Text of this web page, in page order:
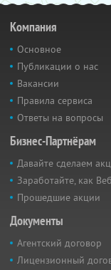
Компания
Основное
Публикации о нас
Вакансии
Правила сервиса
Ответы на вопросы
Бизнес-Партнёрам
Давайте сделаем
Заработайте, как
Прошедшие акции
Документы
Агентский договор
Лицензионный